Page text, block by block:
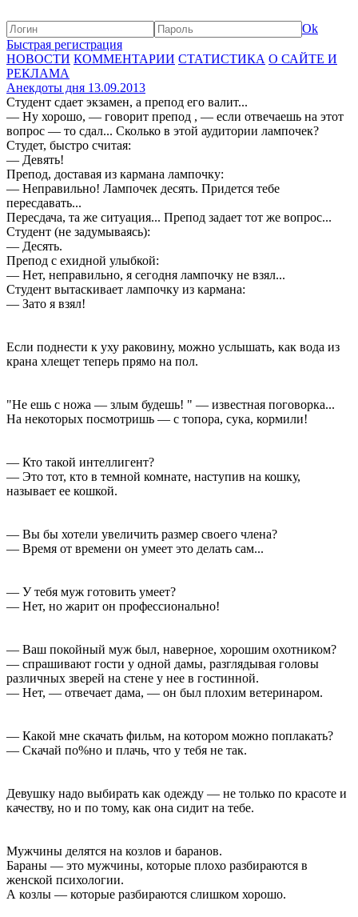
Ok
Быстрая регистрация
НОВОСТИ КОММЕНТАРИИ СТАТИСТИКА О САЙТЕ И
РЕКЛАМА
Анекдоты дня 13.09.2013
Студент сдает экзамен, а препод его валит...
— Hу хорошо, — говорит препод , — если отвечаешь на этот
вопрос — то cдал... Сколько в этой аудитории лампочек?
Студет, быстро считая:
— Девять!
Препод, доставая из кармана лампочку:
— Hеправильно! Лампочек десять. Придется тебе
пересдавать...
Пересдача, та же ситуация... Препод задает тот же вопрос...
Студент (не задумываясь):
— Десять.
Препод с ехидной улыбкой:
— Hет, неправильно, я сегодня лампочку не взял...
Студент вытаскивает лампочку из кармана:
— Зато я взял!
Если поднести к уху раковину, можно услышать, как вода из
крана хлещет теперь прямо на пол.
"Не ешь с ножа — злым будешь! " — известная поговорка...
На некоторых посмотришь — с топора, сука, кормили!
— Кто такой интеллигент?
— Это тот, кто в темной комнате, наступив на кошку,
называет ее кошкой.
— Вы бы хотели увеличить размер своего члена?
— Время от времени он умеет это делать сам...
— У тебя муж готовить умеет?
— Нет, но жарит он профессионально!
— Ваш покойный муж был, наверное, хорошим охотником?
— спрашивают гости у одной дамы, разглядывая головы
различных зверей на стене у нее в гостинной.
— Нет, — отвечает дама, — он был плохим ветеринаром.
— Какой мне скачать фильм, на котором можно поплакать?
— Скачай по%но и плачь, что у тебя не так.
Девушку надо выбирать как одежду — не только по красоте и
качеству, но и по тому, как она сидит на тебе.
Мужчины делятся на козлов и баранов.
Бараны — это мужчины, которые плохо разбираются в
женской психологии.
А козлы — которые разбираются слишком хорошо.